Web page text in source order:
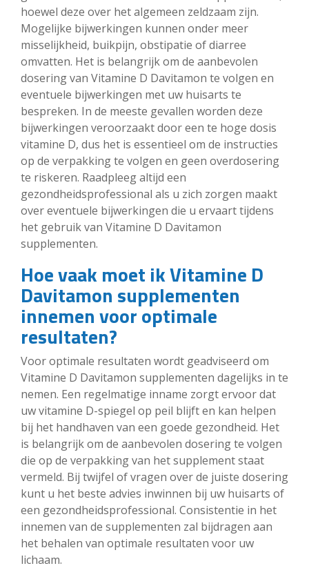
hoewel deze over het algemeen zeldzaam zijn.
Mogelijke bijwerkingen kunnen onder meer
misselijkheid, buikpijn, obstipatie of diarree
omvatten. Het is belangrijk om de aanbevolen
dosering van Vitamine D Davitamon te volgen en
eventuele bijwerkingen met uw huisarts te
bespreken. In de meeste gevallen worden deze
bijwerkingen veroorzaakt door een te hoge dosis
vitamine D, dus het is essentieel om de instructies
op de verpakking te volgen en geen overdosering
te riskeren. Raadpleeg altijd een
gezondheidsprofessional als u zich zorgen maakt
over eventuele bijwerkingen die u ervaart tijdens
het gebruik van Vitamine D Davitamon
supplementen.
Hoe vaak moet ik Vitamine D
Davitamon supplementen
innemen voor optimale
resultaten?
Voor optimale resultaten wordt geadviseerd om
Vitamine D Davitamon supplementen dagelijks in te
nemen. Een regelmatige inname zorgt ervoor dat
uw vitamine D-spiegel op peil blijft en kan helpen
bij het handhaven van een goede gezondheid. Het
is belangrijk om de aanbevolen dosering te volgen
die op de verpakking van het supplement staat
vermeld. Bij twijfel of vragen over de juiste dosering
kunt u het beste advies inwinnen bij uw huisarts of
een gezondheidsprofessional. Consistentie in het
innemen van de supplementen zal bijdragen aan
het behalen van optimale resultaten voor uw
lichaam.